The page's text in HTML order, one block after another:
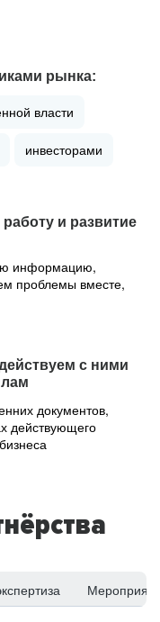
рынка:
власти
инвесторами
и развитие
информацию,
проблемы вместе,
с ними
документов,
действующего